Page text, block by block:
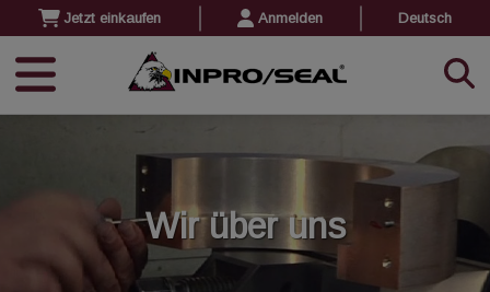
Jetzt einkaufen Anmelden Deutsch
Wir über uns